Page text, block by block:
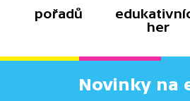
pořadů
her
Novinky na